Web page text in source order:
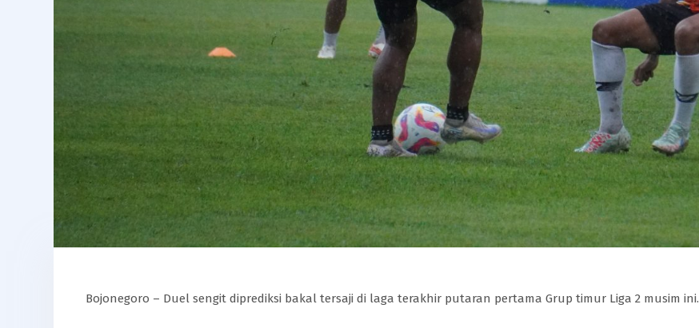
Bojonegoro – Duel sengit diprediksi bakal tersaji di laga terakhir putaran pertama Grup timur Liga 2 musim ini.